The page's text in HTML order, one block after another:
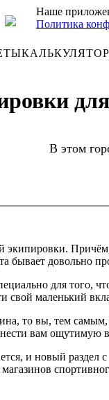
Наше
Политика
В этом
довольно
для
свой маленький
то вы, тем
вам ощутимую
и новый